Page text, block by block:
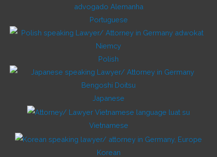
Portuguese
Polish
Japanese
Vietnamese
Korean